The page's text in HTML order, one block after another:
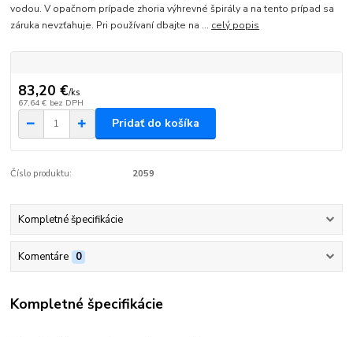
vodou. V opačnom prípade zhoria výhrevné špirály a na tento prípad sa
záruka nevzťahuje. Pri používaní dbajte na ... celý popis
83,20 €/ks
67,64 € bez DPH
Pridať do košíka
Číslo produktu: 2059
Kompletné špecifikácie
Komentáre 0
Kompletné špecifikácie